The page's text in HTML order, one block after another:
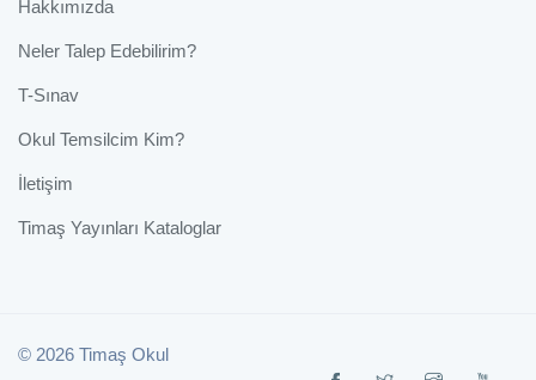
Hakkımızda
Neler Talep Edebilirim?
T-Sınav
Okul Temsilcim Kim?
İletişim
Timaş Yayınları Kataloglar
© 2026 Timaş Okul